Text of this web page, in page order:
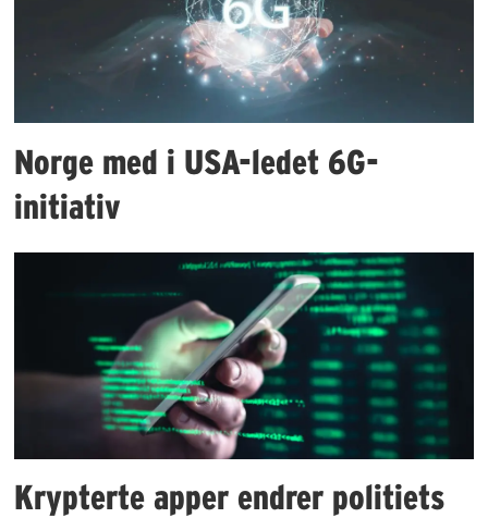
Norge med i USA-ledet 6G-
initiativ
Krypterte apper endrer politiets